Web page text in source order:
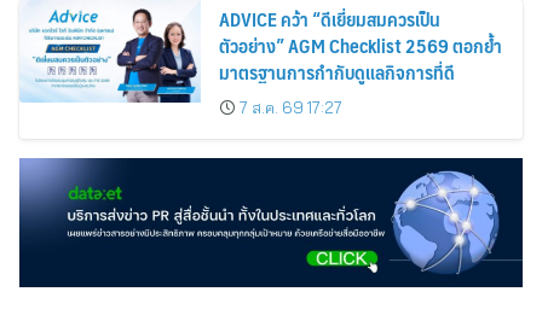
ADVICE คว้า “ดีเยี่ยมสมควรเป็น
ตัวอย่าง” AGM Checklist 2569 ตอกย้ำ
มาตรฐานการกำกับดูแลกิจการที่ดี
7 ส.ค. 69 17:27